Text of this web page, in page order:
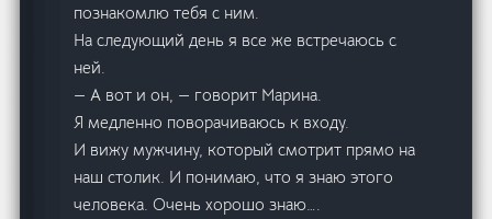
познакомлю тебя с ним.
На следующий день я все же встречаюсь с
ней.
— А вот и он, — говорит Марина.
Я медленно поворачиваюсь к входу.
И вижу мужчину, который смотрит прямо на
наш столик. И понимаю, что я знаю этого
человека. Очень хорошо знаю….